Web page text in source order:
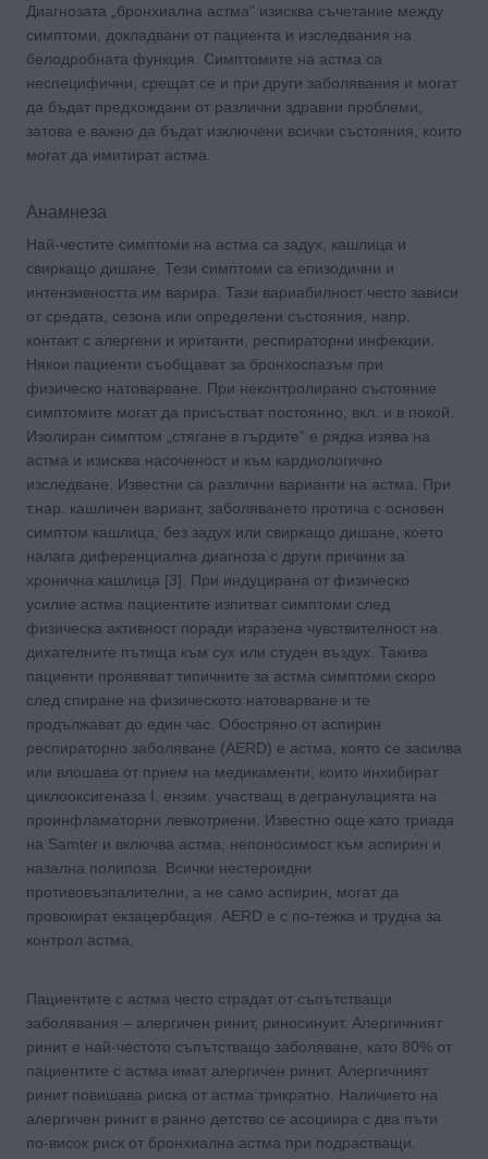
Диагнозата „бронхиална астма” изисква съчетание между
симптоми, докладвани от пациента и изследвания на
белодробната функция. Симптомите на астма са
неспецифични, срещат се и при други заболявания и могат
да бъдат предхождани от различни здравни проблеми,
затова е важно да бъдат изключени всички състояния, които
могат да имитират астма.
Анамнеза
Най-честите симптоми на астма са задух, кашлица и
свиркащо дишане. Тези симптоми са епизодични и
интензивността им варира. Тази вариабилност често зависи
от средата, сезона или определени състояния, напр.
контакт с алергени и иританти, респираторни инфекции.
Някои пациенти съобщават за бронхоспазъм при
физическо натоварване. При неконтролирано състояние
симптомите могат да присъстват постоянно, вкл. и в покой.
Изолиран симптом „стягане в гърдите” е рядка изява на
астма и изисква насоченост и към кардиологично
изследване. Известни са различни варианти на астма. При
т.нар. кашличен вариант, заболяването протича с основен
симптом кашлица, без задух или свиркащо дишане, което
налага диференциална диагноза с други причини за
хронична кашлица [3]. При индуцирана от физическо
усилие астма пациентите изпитват симптоми след
физическа активност поради изразена чувствителност на
дихателните пътища към сух или студен въздух. Такива
пациенти проявяват типичните за астма симптоми скоро
след спиране на физическото натоварване и те
продължават до един час. Обостряно от аспирин
респираторно заболяване (AERD) е астма, която се засилва
или влошава от прием на медикаменти, които инхибират
циклооксигеназа I, ензим, участващ в дегранулацията на
проинфламаторни левкотриени. Известно още като триада
на Samter и включва астма, непоносимост към аспирин и
назална полипоза. Всички нестероидни
противовъзпалителни, а не само аспирин, могат да
провокират екзацербация. AERD е с по-тежка и трудна за
контрол астма.
Пациентите с астма често страдат от съпътстващи
заболявания – алергичен ринит, риносинуит. Алергичният
ринит е най-честото съпътстващо заболяване, като 80% от
пациентите с астма имат алергичен ринит. Алергичният
ринит повишава риска от астма трикратно. Наличието на
алергичен ринит в ранно детство се асоциира с два пъти
по-висок риск от бронхиална астма при подрастващи.